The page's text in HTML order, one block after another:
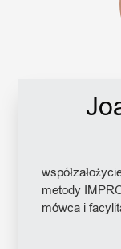
metody
mówca i